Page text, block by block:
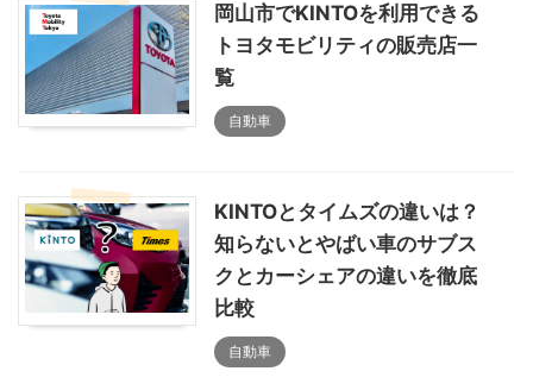
岡山市でKINTOを利用できる
トヨタモビリティの販売店一
覧
自動車
KINTOとタイムズの違いは？
知らないとやばい車のサブス
クとカーシェアの違いを徹底
比較
自動車